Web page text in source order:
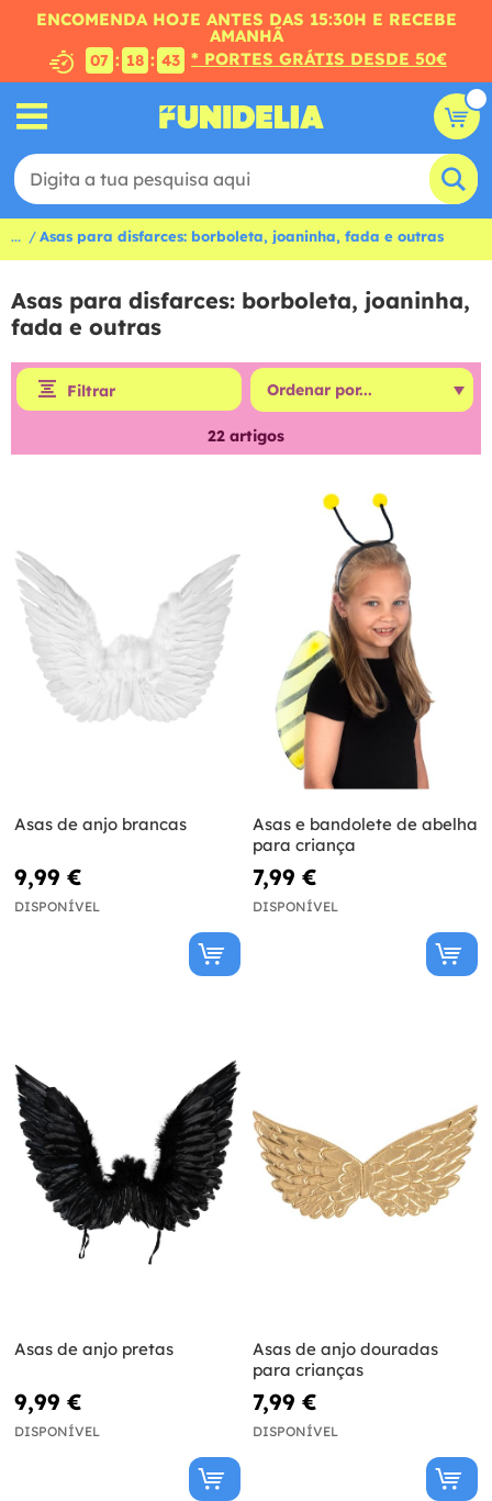
ENCOMENDA HOJE ANTES DAS 15:30H E RECEBE
AMANHÃ
07 : 18 : 43 * PORTES GRÁTIS DESDE 50€
... Asas para disfarces: borboleta, joaninha, fada e outras
Asas para disfarces: borboleta, joaninha,
fada e outras
Filtrar
22 artigos
Asas de anjo brancas
9,99 €
DISPONÍVEL
Asas e bandolete de abelha
para criança
7,99 €
DISPONÍVEL
Asas de anjo pretas
9,99 €
DISPONÍVEL
Asas de anjo douradas
para crianças
7,99 €
DISPONÍVEL